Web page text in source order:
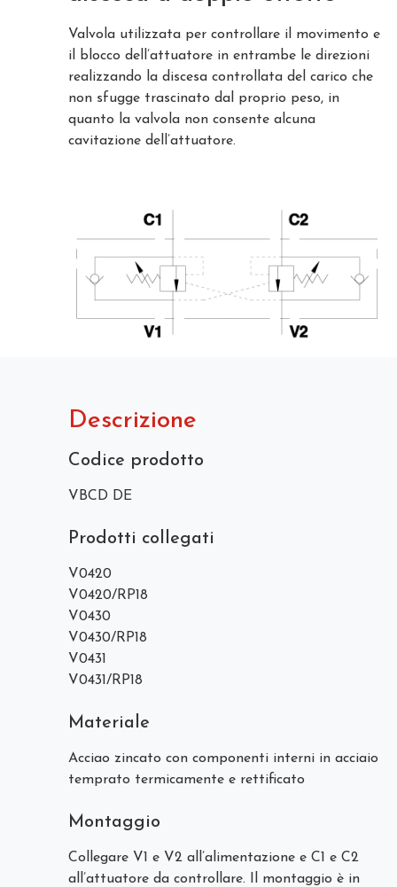
Valvola utilizzata per controllare il movimento e
il blocco dell’attuatore in entrambe le direzioni
realizzando la discesa controllata del carico che
non sfugge trascinato dal proprio peso, in
quanto la valvola non consente alcuna
cavitazione dell’attuatore.
Descrizione
Codice prodotto
VBCD DE
Prodotti collegati
V0420
V0420/RP18
V0430
V0430/RP18
V0431
V0431/RP18
Materiale
Acciao zincato con componenti interni in acciaio
temprato termicamente e rettificato
Montaggio
Collegare V1 e V2 all’alimentazione e C1 e C2
all’attuatore da controllare. Il montaggio è in